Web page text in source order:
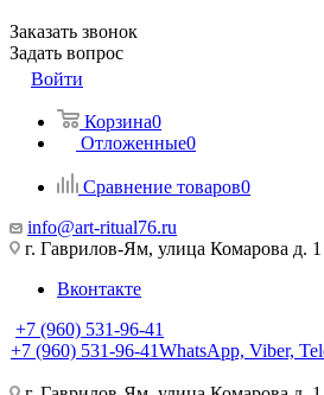
Заказать звонок
Задать вопрос
Войти
Корзина0
Отложенные0
Сравнение товаров0
info@art-ritual76.ru
г. Гаврилов-Ям, улица Комарова д. 1
Вконтакте
+7 (960) 531-96-41
+7 (960) 531-96-41WhatsApp, Viber,